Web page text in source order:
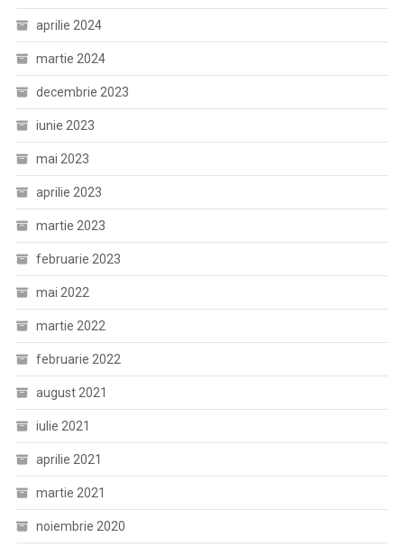
aprilie 2024
martie 2024
decembrie 2023
iunie 2023
mai 2023
aprilie 2023
martie 2023
februarie 2023
mai 2022
martie 2022
februarie 2022
august 2021
iulie 2021
aprilie 2021
martie 2021
noiembrie 2020